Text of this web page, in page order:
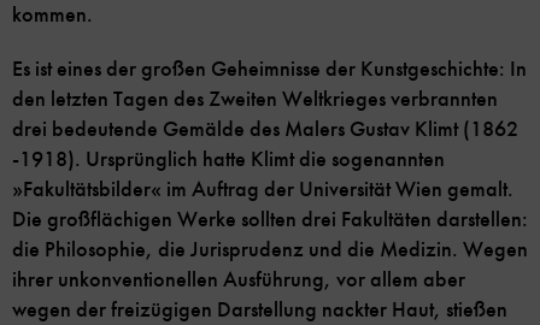
kommen.
Es ist eines der großen Geheimnisse der Kunstgeschichte: In
den letzten Tagen des Zweiten Weltkrieges verbrannten
drei bedeutende Gemälde des Malers Gustav Klimt (1862
-1918). Ursprünglich hatte Klimt die sogenannten
»Fakultätsbilder« im Auftrag der Universität Wien gemalt.
Die großflächigen Werke sollten drei Fakultäten darstellen:
die Philosophie, die Jurisprudenz und die Medizin. Wegen
ihrer unkonventionellen Ausführung, vor allem aber
wegen der freizügigen Darstellung nackter Haut, stießen